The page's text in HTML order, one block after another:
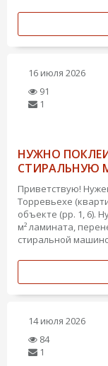
16 июля 2026
91
1
НУЖНО
СТИРАЛЬНУЮ
Приветствую!
Торревьехе
объекте (pp. 1, 6).
м² ламината,
стиральной
14 июля 2026
84
1